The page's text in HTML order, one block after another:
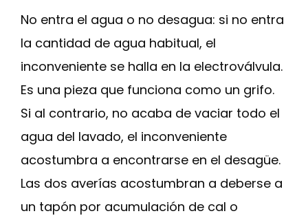
No entra el agua o no desagua: si no entra
la cantidad de agua habitual, el
inconveniente se halla en la electroválvula.
Es una pieza que funciona como un grifo.
Si al contrario, no acaba de vaciar todo el
agua del lavado, el inconveniente
acostumbra a encontrarse en el desagüe.
Las dos averías acostumbran a deberse a
un tapón por acumulación de cal o